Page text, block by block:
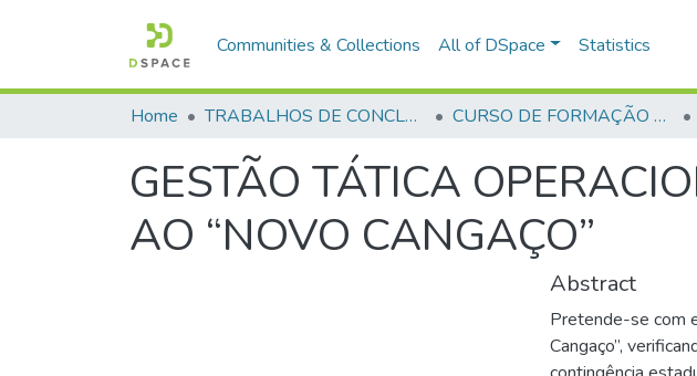
Communities & Collections All of DSpace Statistics
Home TRABALHOS DE CONCLUSÃO DE CURSO - CFO (CURSO DE FORMAÇÃO DE OFICIAIS) CURSO DE FORMAÇÃO DE OFICIAIS - 45ª TURMA CFO – ASPIRANTES - 2019
GESTÃO TÁTICA
AO “NOVO CANGAÇO”
Abstract
Pretende-se com
Cangaço”,